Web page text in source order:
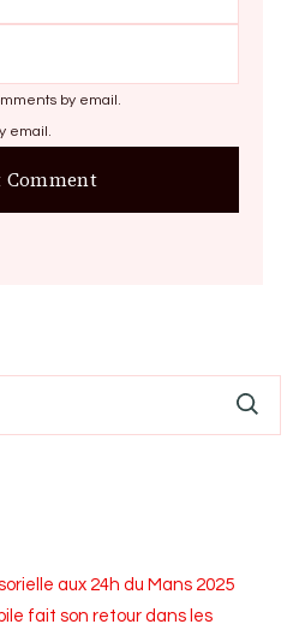
by email.
email.
aux 24h du Mans 2025
fait son retour dans les